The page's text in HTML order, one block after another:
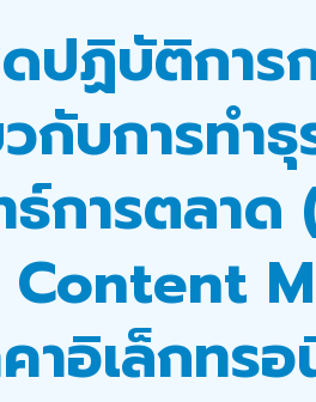
ปฏิบัติการ
กับการทำ
การตลาด
าอิเล็กทร